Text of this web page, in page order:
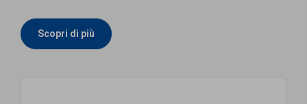
Scopri di più